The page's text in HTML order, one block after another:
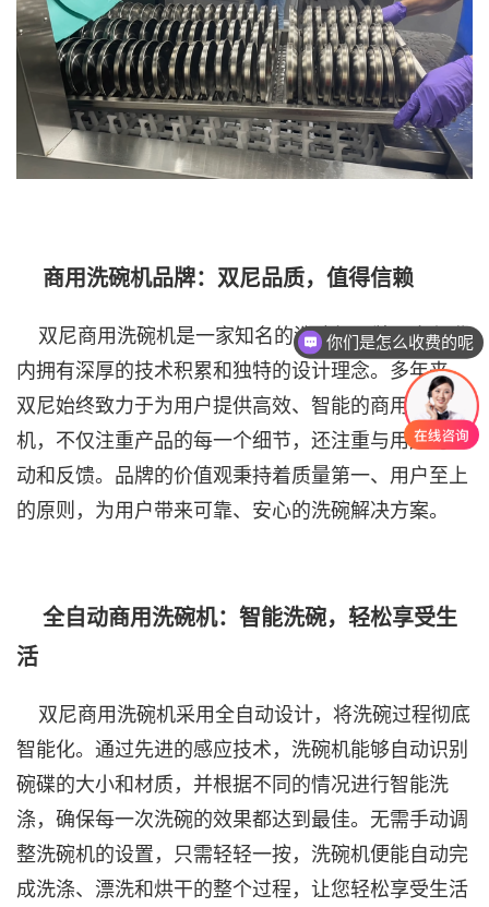
商用洗碗机品牌：双尼品质，值得信赖
双尼商用洗碗机是一家知名的洗碗机品牌，在行业
内拥有深厚的技术积累和独特的设计理念。多年来，
双尼始终致力于为用户提供高效、智能的商用洗碗
机，不仅注重产品的每一个细节，还注重与用户的互
动和反馈。品牌的价值观秉持着质量第一、用户至上
的原则，为用户带来可靠、安心的洗碗解决方案。
全自动商用洗碗机：智能洗碗，轻松享受生
活
双尼商用洗碗机采用全自动设计，将洗碗过程彻底
智能化。通过先进的感应技术，洗碗机能够自动识别
碗碟的大小和材质，并根据不同的情况进行智能洗
涤，确保每一次洗碗的效果都达到最佳。无需手动调
整洗碗机的设置，只需轻轻一按，洗碗机便能自动完
成洗涤、漂洗和烘干的整个过程，让您轻松享受生活
你们是怎么收费的呢